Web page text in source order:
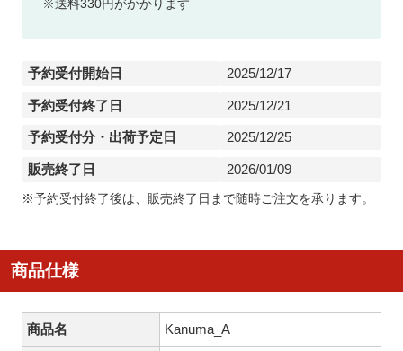
※送料330円がかかります
予約受付開始日 2025/12/17
予約受付終了日 2025/12/21
予約受付分・出荷予定日 2025/12/25
販売終了日 2026/01/09
※予約受付終了後は、販売終了日まで随時ご注文を承ります。
商品仕様
商品名 Kanuma_A